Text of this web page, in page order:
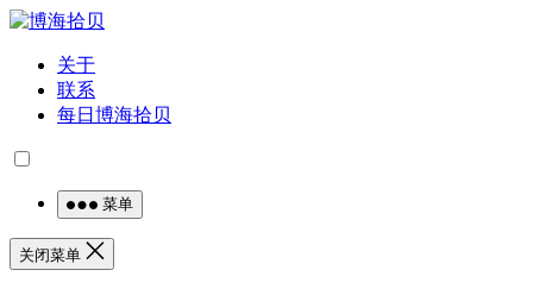
关于
联系
每日博海拾贝
菜单
关闭菜单